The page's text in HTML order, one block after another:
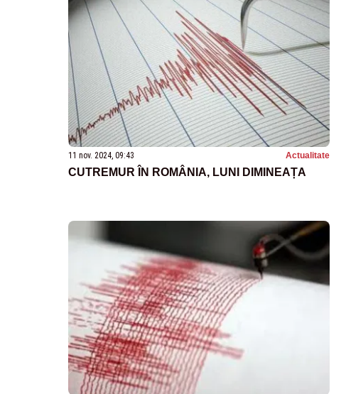
11 nov. 2024, 09:43 Actualitate
CUTREMUR ÎN ROMÂNIA, LUNI DIMINEAȚA